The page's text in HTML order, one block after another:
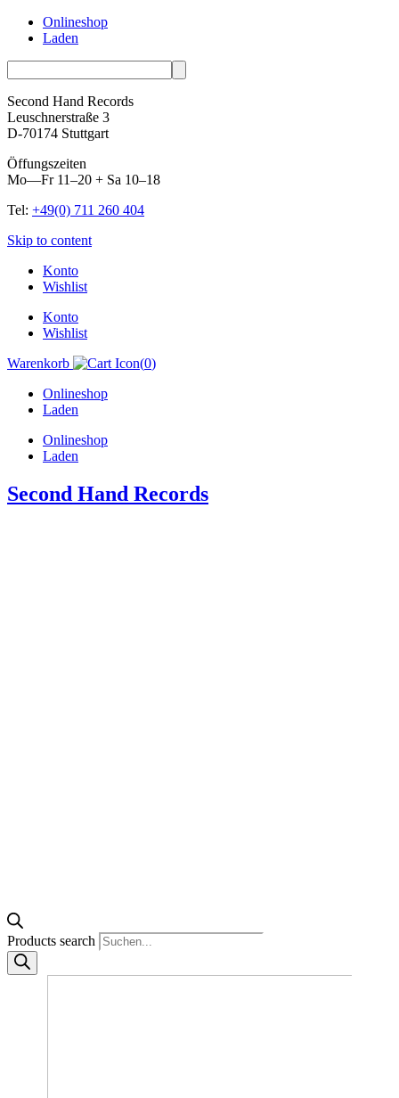
Onlineshop
Laden
Second Hand Records
Leuschnerstraße 3
D-70174 Stuttgart
Öffungszeiten
Mo—Fr 11–20 + Sa 10–18
Tel: +49(0) 711 260 404
Skip to content
Konto
Wishlist
Konto
Wishlist
Warenkorb
(0)
Onlineshop
Laden
Onlineshop
Laden
Second Hand Records
Products search